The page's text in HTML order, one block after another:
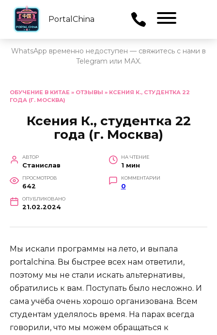
PortalChina
WhatsApp временно недоступен — свяжитесь с нами в
Telegram или MAX.
содержанию
ОБУЧЕНИЕ В КИТАЕ » ОТЗЫВЫ » КСЕНИЯ К., СТУДЕНТКА 22
ГОДА (Г. МОСКВА)
Ксения К., студентка 22
года (г. Москва)
АВТОР
Станислав
НА ЧТЕНИЕ
1 мин
ПРОСМОТРОВ
642
КОММЕНТАРИИ
0
ОПУБЛИКОВАНО
21.02.2024
Мы искали программы на лето, и выпала
portalchina. Вы быстрее всех нам ответили,
поэтому мы не стали искать альтернативы,
обратились к вам. Поступать было несложно. И
сама учёба очень хорошо организована. Всем
студентам уделялось время. На парах всегда
говорили, что мы можем обращаться к